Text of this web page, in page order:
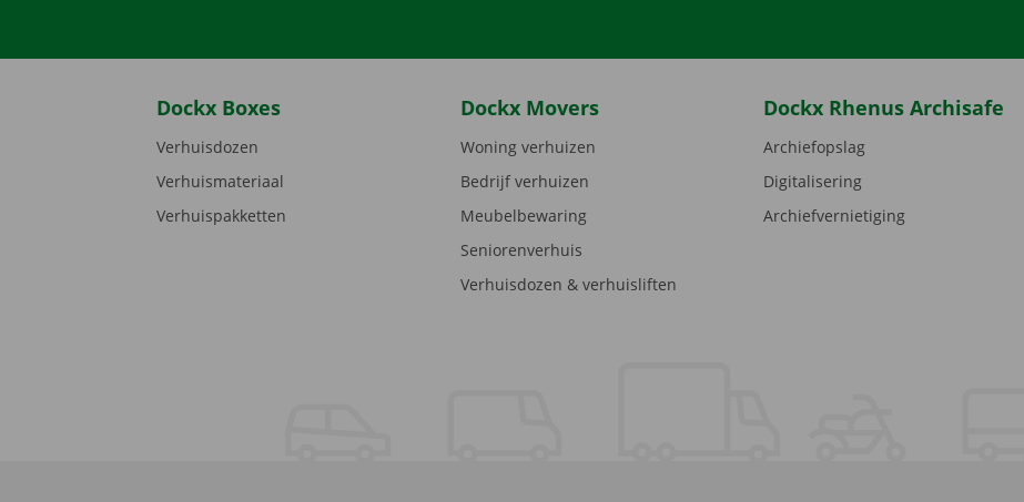
Dockx Boxes
Verhuisdozen
Verhuismateriaal
Verhuispakketten
Dockx Movers
Woning verhuizen
Bedrijf verhuizen
Meubelbewaring
Seniorenverhuis
Verhuisdozen & verhuisliften
Dockx Rhenus Archisafe
Archiefopslag
Digitalisering
Archiefvernietiging